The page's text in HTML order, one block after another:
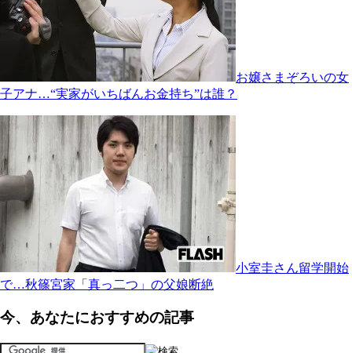
お嬢さまぞろいの女
子アナ…“実家がいちばんお金持ち”は誰？
小室圭さん留学開始
で…秋篠宮家「真っ二つ」の父娘断絶
今、あなたにおすすめの記事